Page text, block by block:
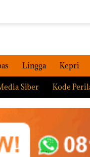
Lingga Kepri
Siber Kode